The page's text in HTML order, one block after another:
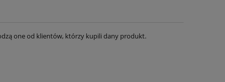
one od klientów, którzy kupili dany produkt.